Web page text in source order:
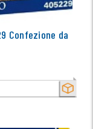
SECCO
Confezione da